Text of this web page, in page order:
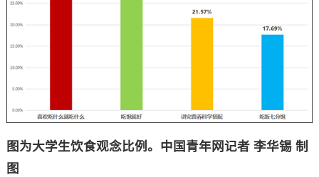
图为大学生饮食观念比例。中国青年网记者 李华锡 制
图